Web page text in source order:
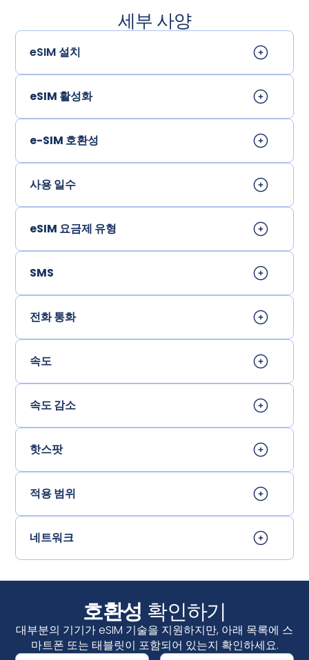
세부 사양
eSIM 설치
eSIM 활성화
e-SIM 호환성
사용 일수
eSIM 요금제 유형
SMS
전화 통화
속도
속도 감소
핫스팟
적용 범위
네트워크
호환성 확인하기
대부분의 기기가 eSIM 기술을 지원하지만, 아래 목록에 스
마트폰 또는 태블릿이 포함되어 있는지 확인하세요.